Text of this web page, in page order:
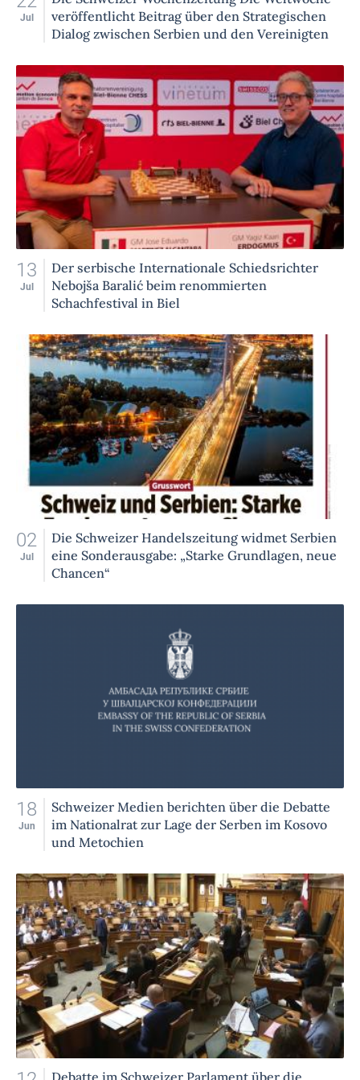
Jul
veröffentlicht Beitrag über den Strategischen
Dialog zwischen Serbien und den Vereinigten
13
Jul
Der serbische Internationale Schiedsrichter
Nebojša Baralić beim renommierten
Schachfestival in Biel
02
Jul
Die Schweizer Handelszeitung widmet Serbien
eine Sonderausgabe: „Starke Grundlagen, neue
Chancen“
18
Jun
Schweizer Medien berichten über die Debatte
im Nationalrat zur Lage der Serben im Kosovo
und Metochien
Debatte im Schweizer Parlament über die